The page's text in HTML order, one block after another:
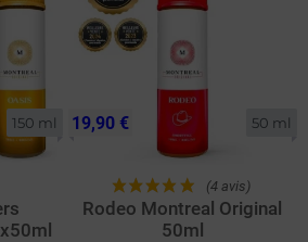
150 ml 50 ml
(4 avis)
Rodeo Montreal Original
50ml
19,90 €